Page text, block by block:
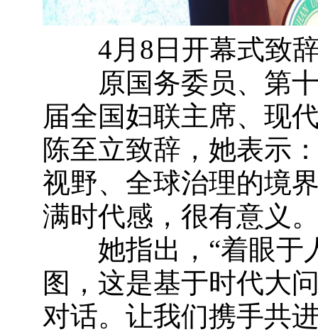
4月8日开幕式致
原国务委员、第十
届全国妇联主席、现
陈至立致辞，她表示
视野、全球治理的境
满时代感，很有意义
她指出，“着眼于
图，这是基于时代大
对话。让我们携手共